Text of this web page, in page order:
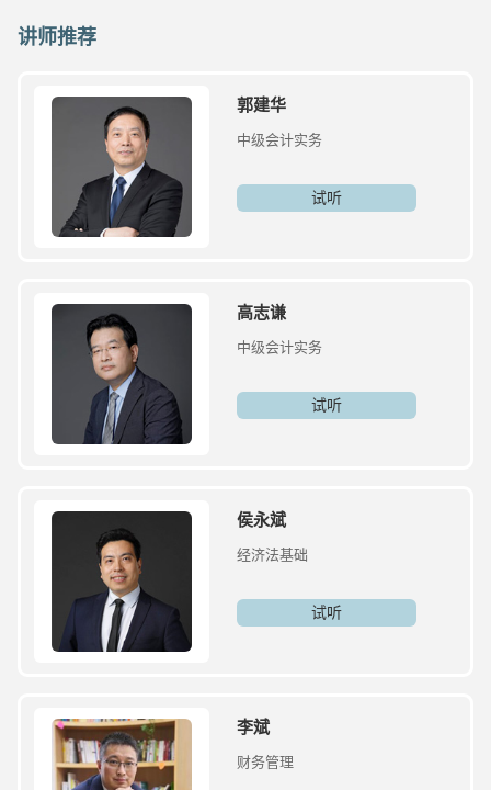
讲师推荐
郭建华
中级会计实务
试听
高志谦
中级会计实务
试听
侯永斌
经济法基础
试听
李斌
财务管理